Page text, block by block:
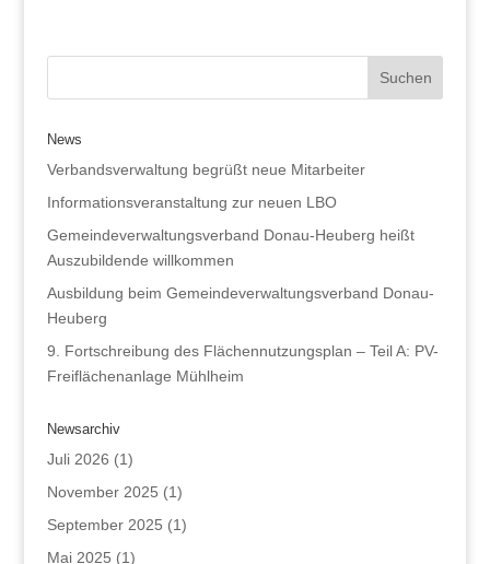
News
Verbandsverwaltung begrüßt neue Mitarbeiter
Informationsveranstaltung zur neuen LBO
Gemeindeverwaltungsverband Donau-Heuberg heißt
Auszubildende willkommen
Ausbildung beim Gemeindeverwaltungsverband Donau-
Heuberg
9. Fortschreibung des Flächennutzungsplan – Teil A: PV-
Freiflächenanlage Mühlheim
Newsarchiv
Juli 2026 (1)
November 2025 (1)
September 2025 (1)
Mai 2025 (1)